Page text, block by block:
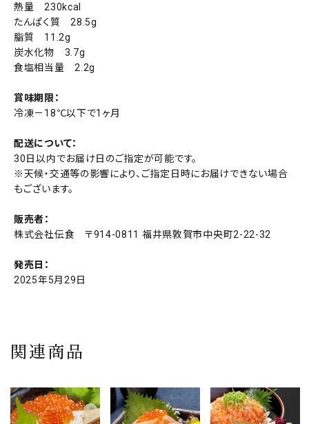
熱量 230kcal
たんぱく質 28.5g
脂質 11.2g
炭水化物 3.7g
食塩相当量 2.2g
賞味期限：
冷凍－18℃以下で1ヶ月
配送について：
30日以内でお届け日のご指定が可能です。
※天候・交通等の影響により、ご指定日時にお届けできない場合
もございます。
販売者：
株式会社伝食 〒914-0811 福井県敦賀市中央町2-22-32
発売日：
2025年5月29日
関連商品